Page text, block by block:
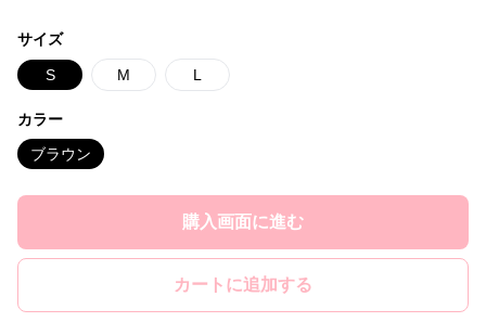
サイズ
S M L
カラー
ブラウン
購入画面に進む
カートに追加する